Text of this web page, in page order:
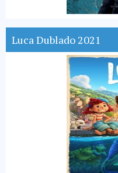
Luca Dublado 2021